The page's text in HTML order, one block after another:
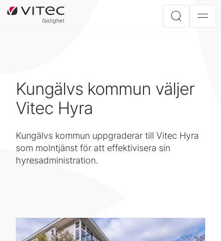
Kungälvs kommun väljer
Vitec Hyra
Kungälvs kommun uppgraderar till Vitec Hyra
som molntjänst för att effektivisera sin
hyresadministration.